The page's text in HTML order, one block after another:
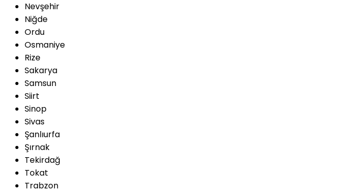
Nevşehir
Niğde
Ordu
Osmaniye
Rize
Sakarya
Samsun
Siirt
Sinop
Sivas
Şanlıurfa
Şırnak
Tekirdağ
Tokat
Trabzon